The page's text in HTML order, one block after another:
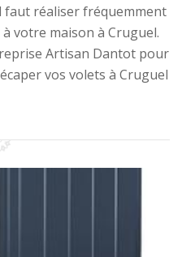
faut réaliser fréquemment
votre maison à Cruguel.
Artisan Dantot pour
vos volets à Cruguel